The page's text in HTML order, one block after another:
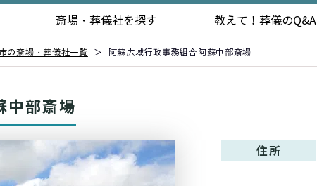
斎場・葬儀社を探す 教えて！ 葬儀のQ&A
の斎場・葬儀社一覧 ＞ 阿蘇広域行政事務組合阿蘇中部斎場
中部斎場
住所